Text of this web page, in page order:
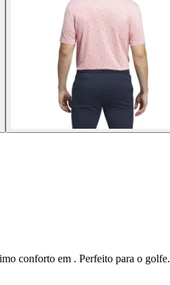
conforto em . Perfeito para o golfe.